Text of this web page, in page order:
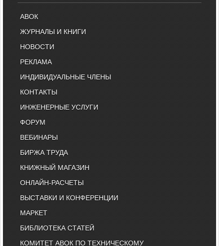
АВОК
ЖУРНАЛЫ И КНИГИ
НОВОСТИ
РЕКЛАМА
ИНДИВИДУАЛЬНЫЕ ЧЛЕНЫ
КОНТАКТЫ
ИНЖЕНЕРНЫЕ УСЛУГИ
ФОРУМ
ВЕБИНАРЫ
БИРЖА ТРУДА
КНИЖНЫЙ МАГАЗИН
ОНЛАЙН-РАСЧЕТЫ
ВЫСТАВКИ И КОНФЕРЕНЦИИ
МАРКЕТ
БИБЛИОТЕКА СТАТЕЙ
КОМИТЕТ АВОК ПО ТЕХНИЧЕСКОМУ